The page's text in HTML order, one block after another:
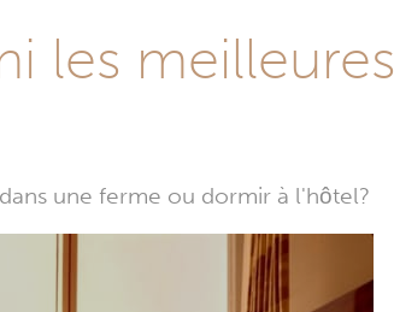
les meilleures
une ferme ou dormir à l'hôtel?